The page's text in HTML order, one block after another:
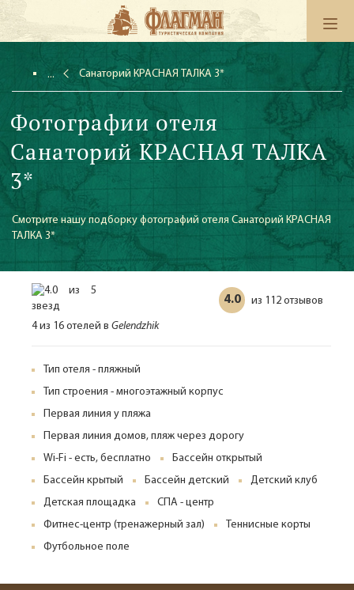
Санаторий КРАСНАЯ ТАЛКА 3*
Фотографии отеля
Санаторий КРАСНАЯ ТАЛКА
3*
Смотрите нашу подборку фотографий отеля Санаторий КРАСНАЯ
ТАЛКА 3*
4.0 из 112 отзывов
4 из 16 отелей в Gelendzhik
Тип отеля - пляжный
Тип строения - многоэтажный корпус
Первая линия у пляжа
Первая линия домов, пляж через дорогу
Wi-Fi - есть, бесплатно
Бассейн открытый
Бассейн крытый
Бассейн детский
Детский клуб
Детская площадка
СПА - центр
Фитнес-центр (тренажерный зал)
Теннисные корты
Футбольное поле